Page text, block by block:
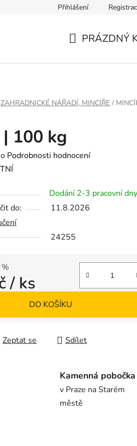
Přihlášení
PRÁZDNÝ
ZAHRADNICKÉ NÁŘADÍ, MINCÍŘE /
100 kg
Podrobnosti hodnocení
Dodání 2-3 pracovní dny
do:
11.8.2026
24255
/ ks
DO KOŠÍKU
Zeptat se Sdílet
Kamenná pobočka
v Praze na Starém
městě